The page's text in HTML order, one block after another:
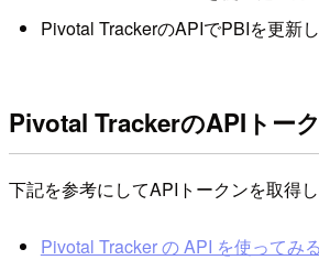
Pivotal TrackerのAPIでPBIを更新
Pivotal TrackerのAPIトー
下記を参考にしてAPIトークンを取得し
Pivotal Tracker の API を使ってみ